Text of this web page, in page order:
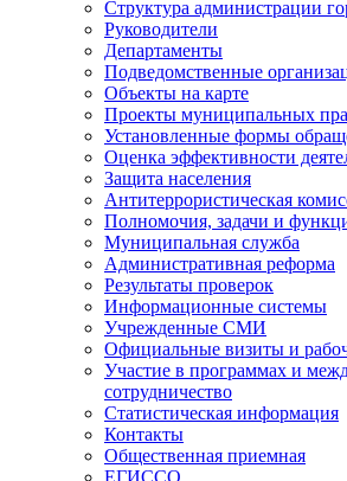
Структура администрации
Руководители
Департаменты
Подведомственные
Объекты на карте
Проекты муниципальных
Установленные формы
Оценка эффективности
Защита населения
Антитеррористическая
Полномочия, задачи и
Муниципальная служба
Административная реформа
Результаты проверок
Информационные системы
Учрежденные СМИ
Официальные визиты и
Участие в программах и
сотрудничество
Статистическая информация
Контакты
Общественная приемная
ЕГИССО